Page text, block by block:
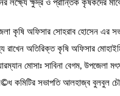
লক্ষ্যে ক্ষুদ্র ও প্রান্তিক কৃষকদের
কৃষি অফিসার সোহরাব হোসেন এর
রাখেন অতিরিক্ত কৃষি অফিসার
মোসাঃ সাবিনা বেগম,
কমিটির সভাপতি আলহাজ্ব বুলবুল